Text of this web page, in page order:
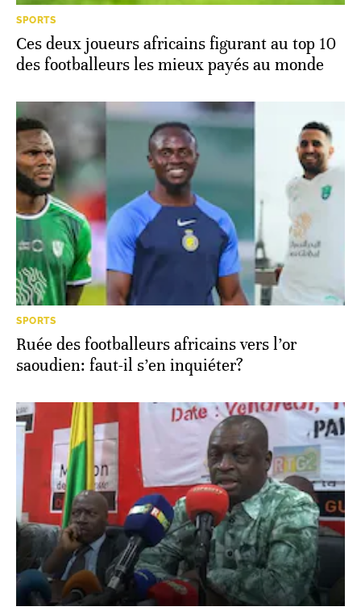
SPORTS
Ces deux joueurs africains figurant au top 10
des footballeurs les mieux payés au monde
SPORTS
Ruée des footballeurs africains vers l’or
saoudien: faut-il s’en inquiéter?